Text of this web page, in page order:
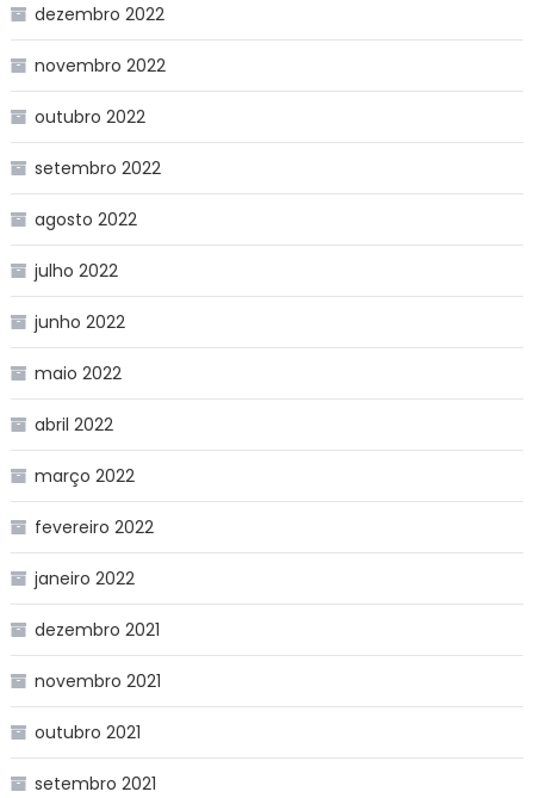
dezembro 2022
novembro 2022
outubro 2022
setembro 2022
agosto 2022
julho 2022
junho 2022
maio 2022
abril 2022
março 2022
fevereiro 2022
janeiro 2022
dezembro 2021
novembro 2021
outubro 2021
setembro 2021